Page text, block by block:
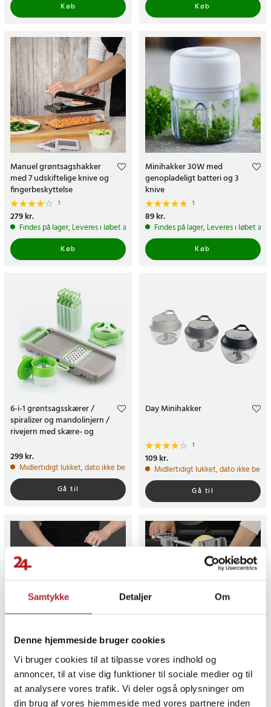
Samtykke Detaljer Om
Denne hjemmeside bruger cookies
Vi bruger cookies til at tilpasse vores indhold og
annoncer, til at vise dig funktioner til sociale medier og til
at analysere vores trafik. Vi deler også oplysninger om
din brug af vores hjemmeside med vores partnere inden
Køb
Køb
Manuel grøntsagshakker
med 7 udskiftelige knive og
fingerbeskyttelse
1
Pris:279 kr.
279 kr.
Findes på lager, Leveres i løbet af 1-2 hverdage
Køb
Minihakker 30W med
genopladeligt batteri og 3
knive
1
Pris:89 kr.
89 kr.
Findes på lager, Leveres i løbet af
Køb
6-i-1 grøntsagsskærer /
spiralizer og mandolinjern /
rivejern med skære- og
Pris:299 kr.
299 kr.
Midlertidigt lukket, dato ikke bekræftet
Gå til
Day Minihakker
1
Pris:109 kr.
109 kr.
Midlertidigt lukket, dato ikke
Gå til
opsamler og justerbar
klinge, 0,5-8 mm
Pris: 259 kr.
259 kr.
i aluminium med robust
design
2
Pris: 419 kr.
419 kr.